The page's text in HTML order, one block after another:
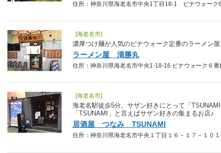
住所：神奈川県海老名市中央1丁目18-1 ビナウォー
[海老名市]
濃厚つけ麺が人気のビナウォーク定番のラーメン
ラーメン屋 清勝丸
住所：神奈川県海老名市中央1-18-16 ビナウォーク６
[海老名市]
海老名駅徒歩5分。サザン好きにとって「
「TSUNAMI」と言えばサザン好きの集まるお店♪
居酒屋 つなみ TSUNAMI
住所：神奈川県海老名市中央１丁目１６－１７－１０